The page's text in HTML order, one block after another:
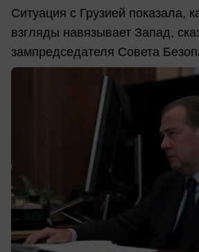
Ситуация с Грузией показала,
взгляды навязывает Запад,
зампредседателя Совета